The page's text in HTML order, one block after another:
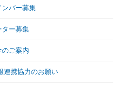
バー募集
ター募集
ご案内
連携協力のお願い